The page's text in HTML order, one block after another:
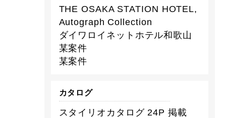
THE OSAKA STATION HOTEL,
Autograph Collection
ダイワロイネットホテル和歌山
某案件
某案件
カタログ
スタイリオカタログ 24P 掲載